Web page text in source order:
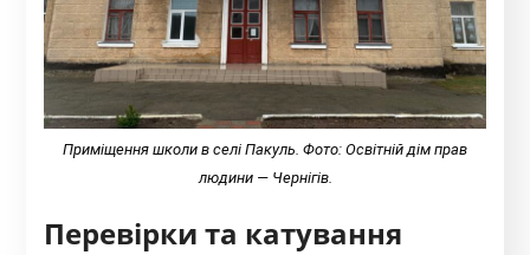
Приміщення школи в селі Пакуль. Фото: Освітній дім прав
людини — Чернігів.
Перевірки та катування